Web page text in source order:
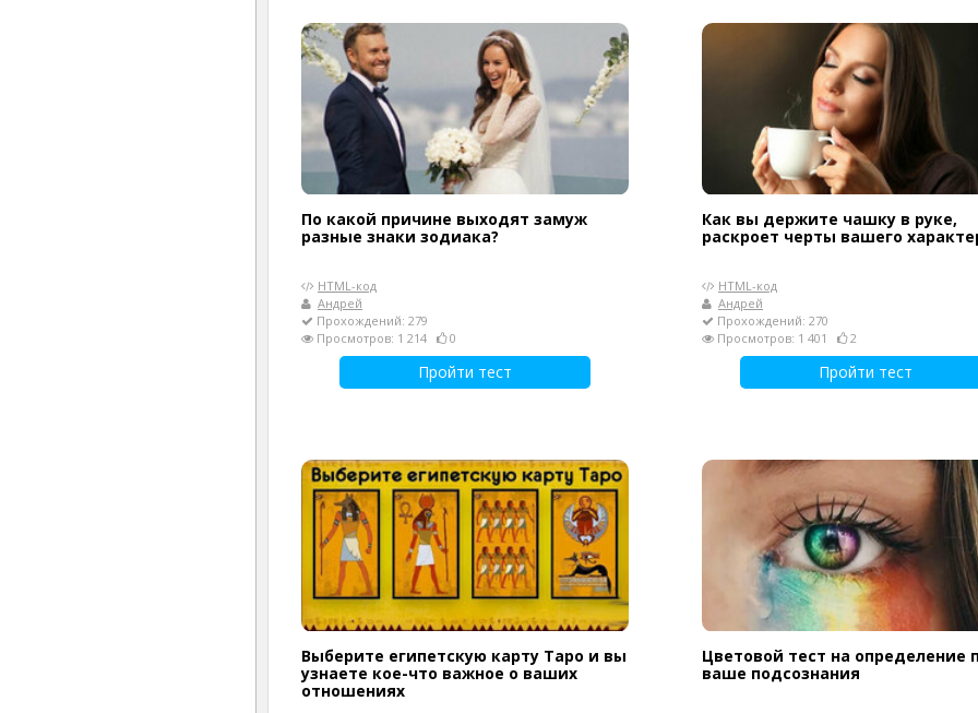
По какой причине выходят замуж
разные знаки зодиака?
HTML-код
Андрей
Прохождений: 279
Просмотров: 1 214
0
Пройти тест
Как вы держите чашку в руке,
раскроет черты вашего
HTML-код
Андрей
Прохождений: 270
Просмотров: 1 401
2
Пройти тест
Выберите египетскую карту Таро и вы
узнаете кое-что важное о ваших
отношениях
Цветовой тест на определение
ваше подсознания